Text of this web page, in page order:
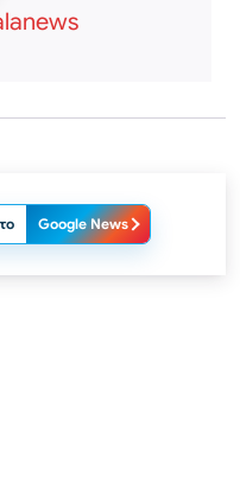
Google News